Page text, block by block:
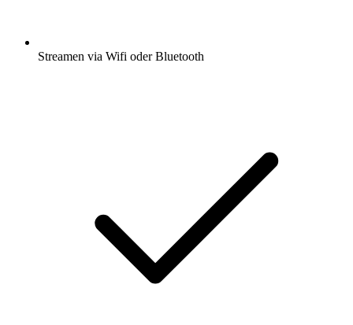
Streamen via Wifi oder Bluetooth